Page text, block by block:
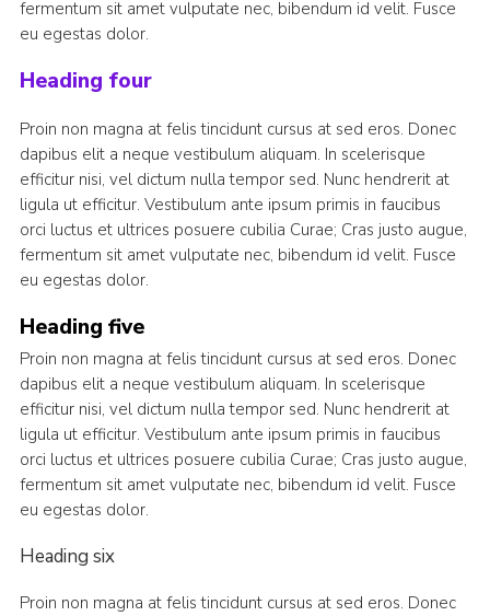
fermentum sit amet vulputate nec, bibendum id velit. Fusce
eu egestas dolor.
Heading four
Proin non magna at felis tincidunt cursus at sed eros. Donec
dapibus elit a neque vestibulum aliquam. In scelerisque
efficitur nisi, vel dictum nulla tempor sed. Nunc hendrerit at
ligula ut efficitur. Vestibulum ante ipsum primis in faucibus
orci luctus et ultrices posuere cubilia Curae; Cras justo augue,
fermentum sit amet vulputate nec, bibendum id velit. Fusce
eu egestas dolor.
Heading five
Proin non magna at felis tincidunt cursus at sed eros. Donec
dapibus elit a neque vestibulum aliquam. In scelerisque
efficitur nisi, vel dictum nulla tempor sed. Nunc hendrerit at
ligula ut efficitur. Vestibulum ante ipsum primis in faucibus
orci luctus et ultrices posuere cubilia Curae; Cras justo augue,
fermentum sit amet vulputate nec, bibendum id velit. Fusce
eu egestas dolor.
Heading six
Proin non magna at felis tincidunt cursus at sed eros. Donec